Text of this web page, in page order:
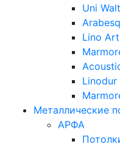
Uni
Lino Art
Linodur
Металлические
АРФА